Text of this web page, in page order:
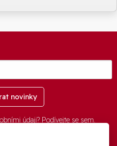
novinky
údaji? Podívejte se sem.